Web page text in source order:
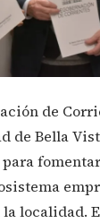
de
de Bella
localidad.